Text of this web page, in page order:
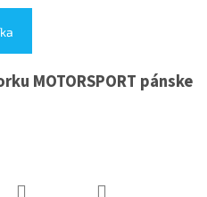
MOTORSPORT pánske